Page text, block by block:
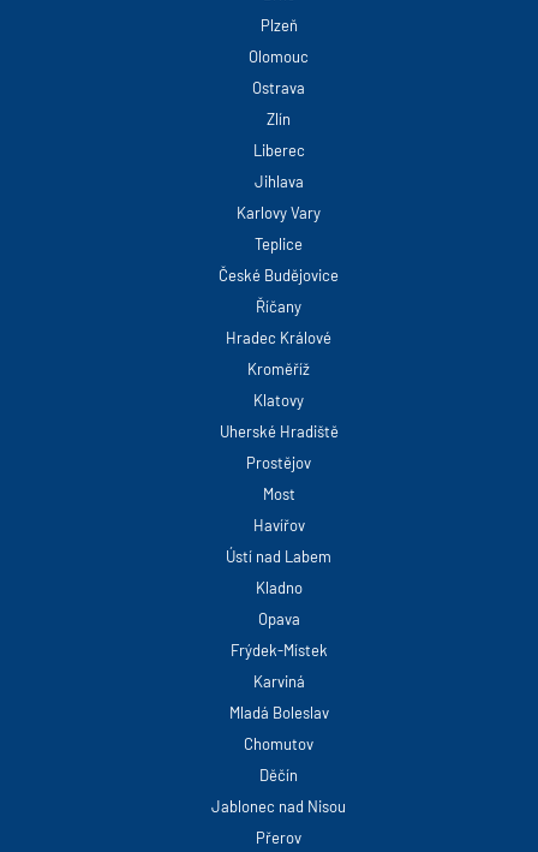
Plzeň
Olomouc
Ostrava
Zlín
Liberec
Jihlava
Karlovy Vary
Teplice
České Budějovice
Říčany
Hradec Králové
Kroměříž
Klatovy
Uherské Hradiště
Prostějov
Most
Havířov
Ústí nad Labem
Kladno
Opava
Frýdek-Místek
Karviná
Mladá Boleslav
Chomutov
Děčín
Jablonec nad Nisou
Přerov